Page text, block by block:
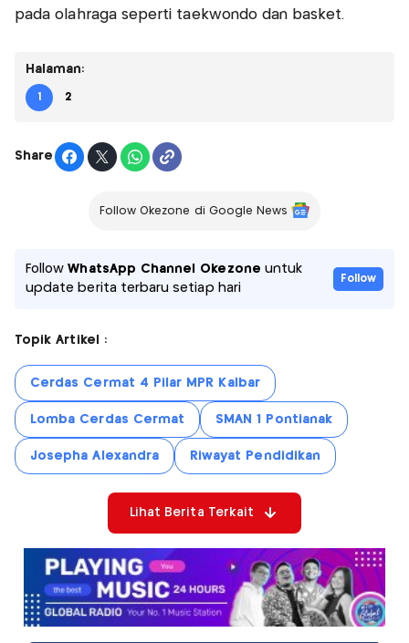
pada olahraga seperti taekwondo dan basket.
Halaman:
1 2
Share
Follow Okezone di Google News
FollowWhatsApp Channel Okezone untuk
update berita terbaru setiap hari
Follow
Topik Artikel :
Cerdas Cermat 4 Pilar MPR Kalbar
Lomba Cerdas Cermat SMAN 1 Pontianak
Josepha Alexandra Riwayat Pendidikan
Lihat Berita Terkait